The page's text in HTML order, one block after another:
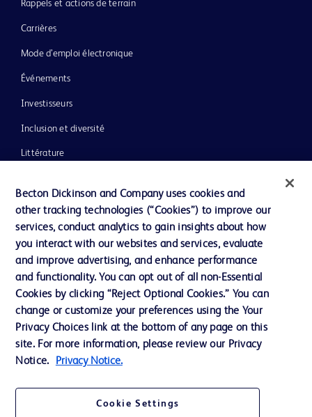
Rappels et actions de terrain
Carrières
Mode d’emploi électronique
Événements
Investisseurs
Inclusion et diversité
Littérature
Notre entreprise
Éthique et conformité
Assistance
Nous contacter
Préférences en matière de cookies
Confidentialité
Accessibilité du site Web
Becton Dickinson and Company uses cookies and
other tracking technologies (“Cookies”) to improve our
services, conduct analytics to gain insights about how
you interact with our websites and services, evaluate
and improve advertising, and enhance performance
and functionality. You can opt out of all non-Essential
Cookies by clicking “Reject Optional Cookies.” You can
change or customize your preferences using the Your
Privacy Choices link at the bottom of any page on this
site. For more information, please review our Privacy
Notice.
Privacy Notice.
Cookie Settings